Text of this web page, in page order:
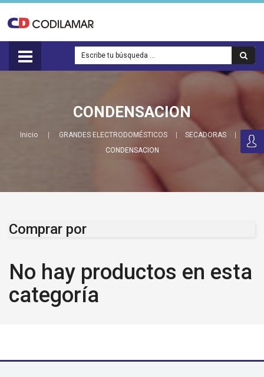
CONDENSACION
Inicio GRANDES ELECTRODOMÉSTICOS
SECADORAS
CONDENSACION
Comprar por
No hay productos en esta
categoría